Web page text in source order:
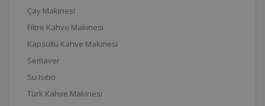
Çay Makinesi
Filtre Kahve Makinesi
Kapsüllü Kahve Makinesi
Semaver
Su Isıtıcı
Türk Kahve Makinesi